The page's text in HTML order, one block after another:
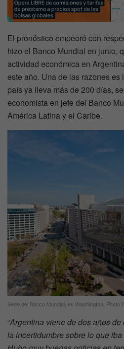
El pronóstico empeoró con
hizo el Banco Mundial en junio,
actividad económica en
este año. Una de las razones es
país ya lleva más de 200 días,
economista en jefe del Banco
América Latina y el Caribe.
Sede del Banco Mundial, en Washington. Photo
“Argentina viene de dos años
la incertidumbre sobre lo que